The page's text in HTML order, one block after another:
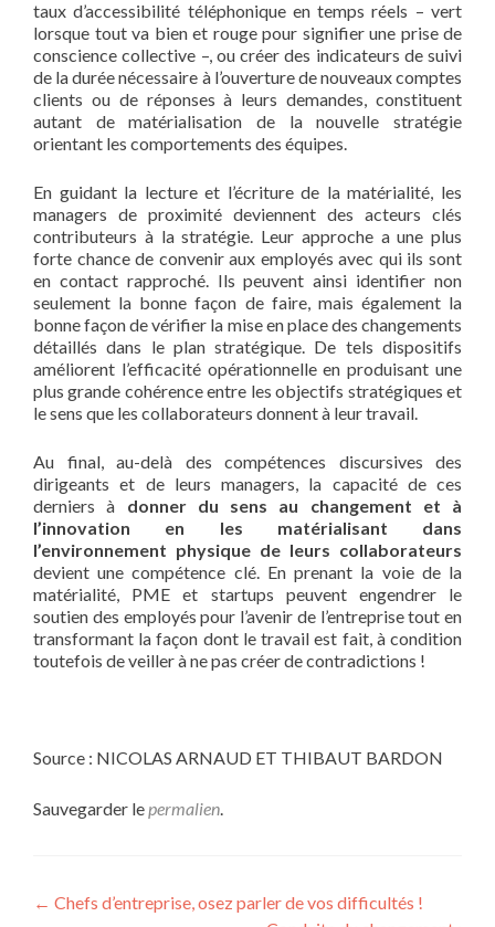
taux d’accessibilité téléphonique en temps réels – vert
lorsque tout va bien et rouge pour signifier une prise de
conscience collective –, ou créer des indicateurs de suivi
de la durée nécessaire à l’ouverture de nouveaux comptes
clients ou de réponses à leurs demandes, constituent
autant de matérialisation de la nouvelle stratégie
orientant les comportements des équipes.
En guidant la lecture et l’écriture de la matérialité, les
managers de proximité deviennent des acteurs clés
contributeurs à la stratégie. Leur approche a une plus
forte chance de convenir aux employés avec qui ils sont
en contact rapproché. Ils peuvent ainsi identifier non
seulement la bonne façon de faire, mais également la
bonne façon de vérifier la mise en place des changements
détaillés dans le plan stratégique. De tels dispositifs
améliorent l’efficacité opérationnelle en produisant une
plus grande cohérence entre les objectifs stratégiques et
le sens que les collaborateurs donnent à leur travail.
Au final, au-delà des compétences discursives des
dirigeants et de leurs managers, la capacité de ces
derniers à donner du sens au changement et à
l’innovation en les matérialisant dans
l’environnement physique de leurs collaborateurs
devient une compétence clé. En prenant la voie de la
matérialité, PME et startups peuvent engendrer le
soutien des employés pour l’avenir de l’entreprise tout en
transformant la façon dont le travail est fait, à condition
toutefois de veiller à ne pas créer de contradictions !
Source : NICOLAS ARNAUD ET THIBAUT BARDON
Sauvegarder lepermalien.
Navigation
← Chefs d’entreprise, osez parler de vos difficultés !